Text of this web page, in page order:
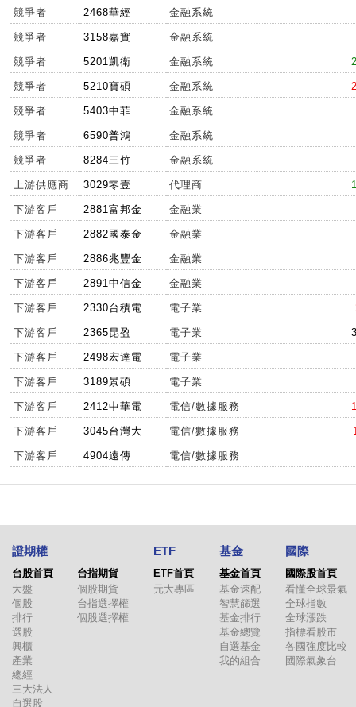
競爭者 2468華經 金融系統
競爭者 3158嘉實 金融系統
競爭者 5201凱衛 金融系統
競爭者 5210寶碩 金融系統
競爭者 5403中菲 金融系統
競爭者 6590普鴻 金融系統
競爭者 8284三竹 金融系統
上游供應商 3029零壹 代理商
下游客戶 2881富邦金 金融業
下游客戶 2882國泰金 金融業
下游客戶 2886兆豐金 金融業
下游客戶 2891中信金 金融業
下游客戶 2330台積電 電子業
下游客戶 2365昆盈 電子業
下游客戶 2498宏達電 電子業
下游客戶 3189景碩 電子業
下游客戶 2412中華電 電信/數據服務
下游客戶 3045台灣大 電信/數據服務
下游客戶 4904遠傳 電信/數據服務
證期權
台股首頁
大盤
個股
排行
選股
興櫃
產業
總經
三大法人
自選股
台指期貨
個股期貨
台指選擇權
個股選擇權
ETF
ETF首頁
元大專區
基金
基金首頁
基金速配
智慧篩選
基金排行
基金總覽
自選基金
我的組合
國際
國際股首頁
看懂全球景氣
全球指數
全球漲跌
指標看股市
各國強度比較
國際氣象台